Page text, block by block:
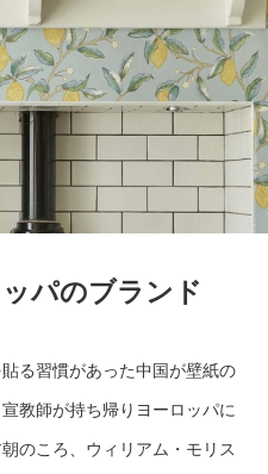
パのブランド
る習慣があった中国が壁紙の
教師が持ち帰りヨーロッパに
のころ、ウィリアム・モリス